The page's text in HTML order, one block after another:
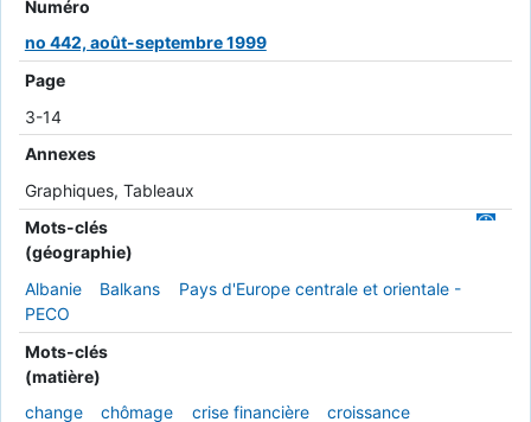
Numéro
no 442, août-septembre 1999
Page
3-14
Annexes
Graphiques, Tableaux
Mots-clés
(géographie)
Albanie
Balkans
Pays d'Europe centrale et orientale -
PECO
Mots-clés
(matière)
change
chômage crise financière croissance